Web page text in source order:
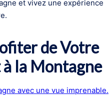
et vivez une expérience
de Votre
la Montagne
avec une vue imprenable.